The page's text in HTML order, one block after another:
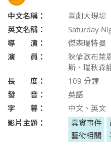
中文名稱：
喜劇大現場
英文名稱：
Saturday
導 演：
傑森瑞特曼
演 員：
狄倫歐布萊
斯、瑞秋森
長 度：
109 分鐘
發 音：
英語
字 幕：
中文、英文
影片主題：
真實事件
藝術相關